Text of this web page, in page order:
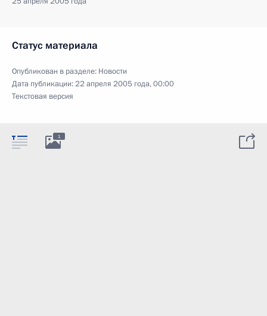
Статус материала
Опубликован в разделе: Новости
Дата публикации:22 апреля 2005 года, 00:00
Текстовая версия
1